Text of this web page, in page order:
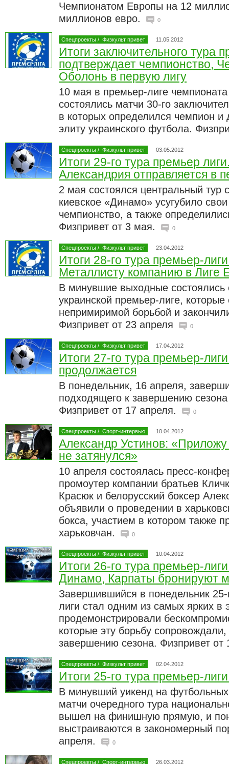
Чемпионатом Европы на 12
миллионов евро.
0
Спецпроекты / Физкульт привет 11.05.2012
Итоги заключительного тура
подтверждает чемпионство,
Оболонь в первую лигу
10 мая в премьер-лиге
состоялись матчи 30-го
в которых определился чемпион
элиту украинского футбола.
Спецпроекты / Физкульт привет 03.05.2012
Итоги 29-го тура премьер
Александрия отправляется в
2 мая состоялся центральный тур
киевское «Динамо» усугубило
чемпионство, а также
Физпривет от 3 мая.
0
Спецпроекты / Физкульт привет 23.04.2012
Итоги 28-го тура премьер-
Металлисту компанию в Лиге
В минувшие выходные состоялись
украинской премьер-лиге,
непримиримой борьбой и
Физпривет от 23 апреля
0
Спецпроекты / Физкульт привет 17.04.2012
Итоги 27-го тура премьер-
продолжается
В понедельник, 16 апреля,
подходящего к завершению
Физпривет от 17 апреля.
0
Спецпроекты / Спорт-интервью 10.04.2012
Александр Устинов:
не затянулся»
10 апреля состоялась пресс-
промоутер компании братьев
Красюк и белорусский боксер
объявили о проведении в
бокса, участием в котором также
харьковчан.
0
Спецпроекты / Физкульт привет 10.04.2012
Итоги 26-го тура премьер-
Динамо, Карпаты бронируют
Завершившийся в понедельник
лиги стал одним из самых ярких в
продемонстрировали
которые эту борьбу
завершению сезона. Физпривет от
Спецпроекты / Физкульт привет 02.04.2012
Итоги 25-го тура премьер-
В минувший уикенд на
матчи очередного тура
вышел на финишную прямую, и
выстраиваются в закономерный
апреля.
0
Спецпроекты / Спорт-интервью 26.03.2012